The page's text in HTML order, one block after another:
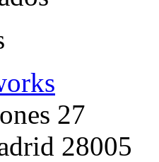
27
28005